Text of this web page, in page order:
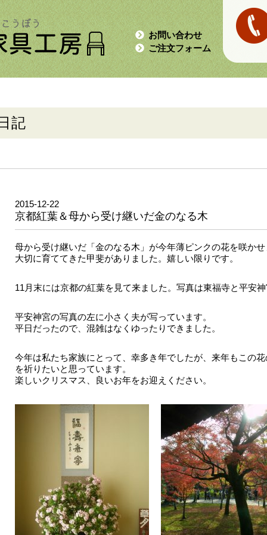
お問い合わせ
ご注文フォーム
記
2015-12-22
京都紅葉＆母から受け継いだ金のなる木
母から受け継いだ「金のなる木」が今年薄ピンクの花を咲か
大切に育ててきた甲斐がありました。嬉しい限りです。
11月末には京都の紅葉を見て来ました。写真は東福寺と平安
平安神宮の写真の左に小さく夫が写っています。
平日だったので、混雑はなくゆったりできました。
今年は私たち家族にとって、幸多き年でしたが、来年もこの
を祈りたいと思っています。
楽しいクリスマス、良いお年をお迎えください。